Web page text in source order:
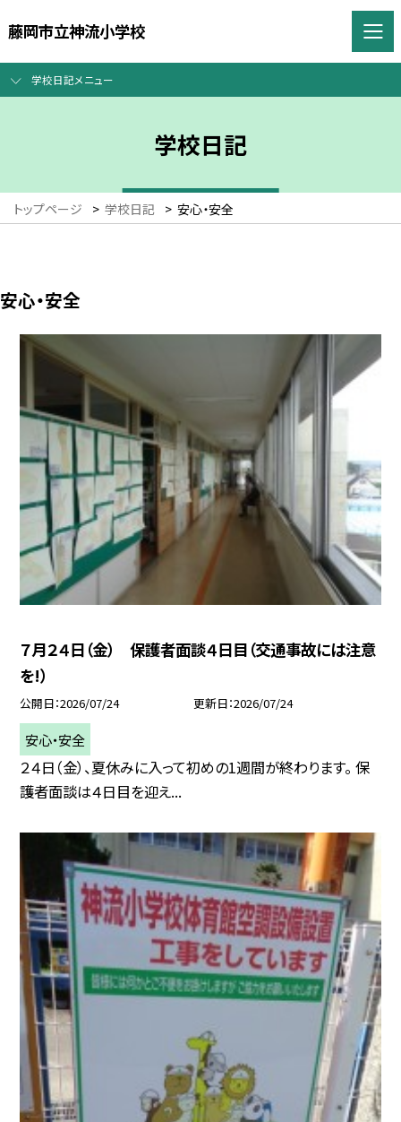
藤岡市立神流小学校
学校日記メニュー
学校日記
トップページ > 学校日記 > 安心・安全
安心・安全
７月２４日（金） 保護者面談４日目（交通事故には注意
を!）
公開日 2026/07/24 更新日 2026/07/24
安心・安全
２４日（金）、夏休みに入って初めの1週間が終わります。 保
護者面談は４日目を迎え...